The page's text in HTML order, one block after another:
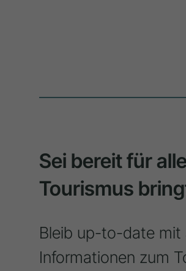
Sei bereit für
Tourismus
Bleib up-to-date mit
Informationen zum